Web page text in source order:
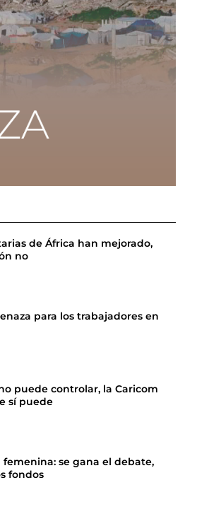
de África han mejorado,
no
para los trabajadores en
puede controlar, la Caricom
sí puede
se gana el debate,
fondos